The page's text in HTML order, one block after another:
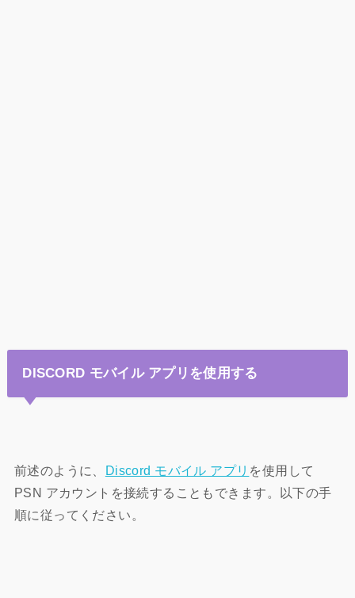
DISCORD モバイル アプリを使用する
前述のように、 Discord モバイル アプリ を使用して
PSN アカウントを接続することもできます。以下の手
順に従ってください。